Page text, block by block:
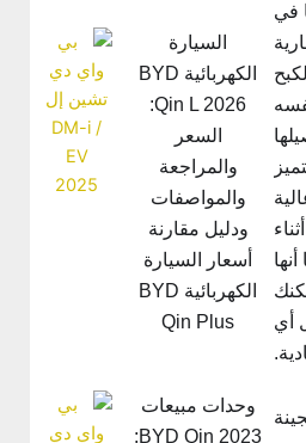
السيارة
الكهربائية BYD
السعر
والمراجعة
والمواصفات
ودليل مقارنة
أسعار السيارة
الكهربائية BYD
Qin Plus
وحدات مبيعات
BYD Qin 2023: